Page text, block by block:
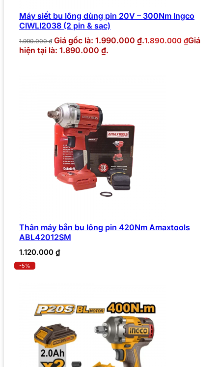
Máy siết bu lông dùng pin 20V – 300Nm Ingco
CIWLI2038 (2 pin & sạc)
1.990.000₫ Giá gốc là: 1.990.000 ₫.1.890.000 ₫Giá
hiện tại là: 1.890.000 ₫.
Thân máy bắn bu lông pin 420Nm Amaxtools
ABL42012SM
1.120.000 ₫
-5%